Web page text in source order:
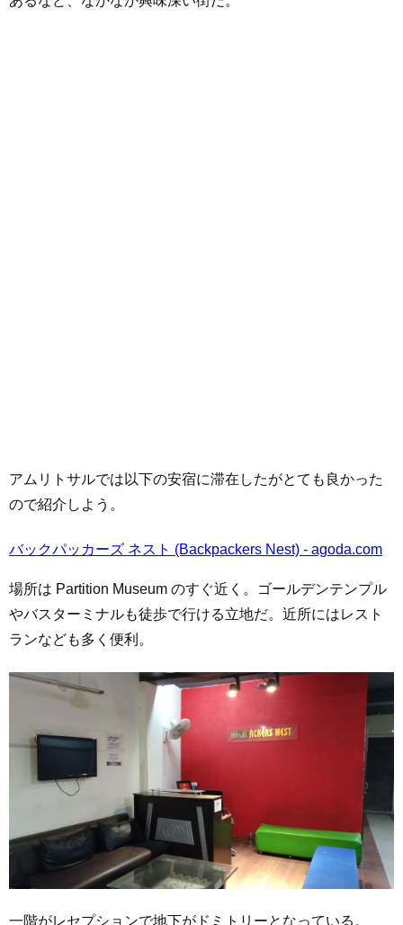
アムリトサルでは以下の安宿に滞在したがとても良かった
ので紹介しよう。
バックパッカーズ ネスト (Backpackers Nest) - agoda.com
場所は Partition Museum のすぐ近く。ゴールデンテンプル
やバスターミナルも徒歩で行ける立地だ。近所にはレスト
ランなども多く便利。
一階がレセプションで地下がドミトリーとなっている。